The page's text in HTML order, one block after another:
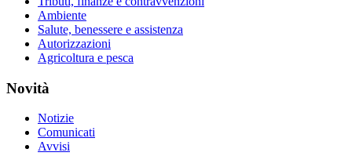
Ambiente
Salute, benessere e assistenza
Autorizzazioni
Agricoltura e pesca
Novità
Notizie
Comunicati
Avvisi